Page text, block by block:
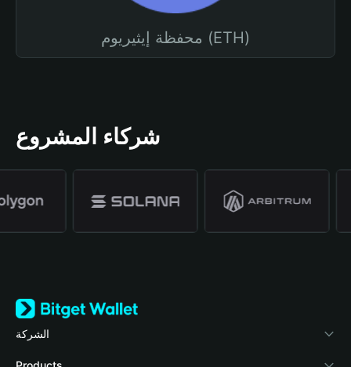
محفظة إيثيريوم (ETH)
شركاء المشروع
الشركة